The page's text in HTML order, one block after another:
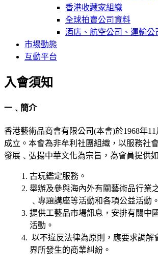
香港收藏家組織
全球拍賣公司資料
酒店、航空公司、運輸公
市場動態
互動平台
入會須知
一﹑簡介
香港藝術品商會有限公司(本會)於1968年
成立。本會為非牟利社團組織，以服務社
發展﹑弘揚中華文化為宗旨，為會員提供
古玩鑑定服務。
舉辦及參與海內外有關藝術品行業
﹑專題講座等活動和各項公益活動。
提供工藝品市場訊息，安排有關中
活動。
以不違反法律為原則，應要求調解
界所發生的商業糾紛。